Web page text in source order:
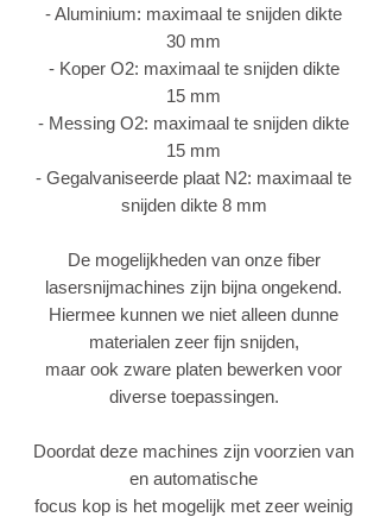
- Aluminium: maximaal te snijden dikte
30 mm
- Koper O2: maximaal te snijden dikte
15 mm
- Messing O2: maximaal te snijden dikte
15 mm
- Gegalvaniseerde plaat N2: maximaal te
snijden dikte 8 mm
De mogelijkheden van onze fiber
lasersnijmachines zijn bijna ongekend.
Hiermee kunnen we niet alleen dunne
materialen zeer fijn snijden,
maar ook zware platen bewerken voor
diverse toepassingen.
Doordat deze machines zijn voorzien van
en automatische
focus kop is het mogelijk met zeer weinig